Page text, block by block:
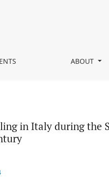
Era and in the Early
ABOUT
in Italy during the